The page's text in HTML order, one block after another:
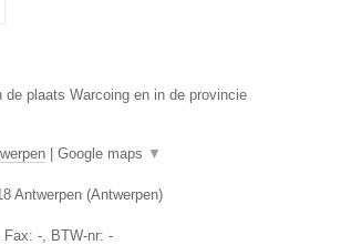
de plaats Warcoing en in de provincie
Google maps ▼
Antwerpen (Antwerpen)
Fax: -, BTW-nr: -